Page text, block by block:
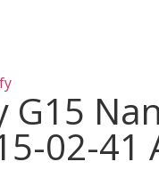
G15
02-41